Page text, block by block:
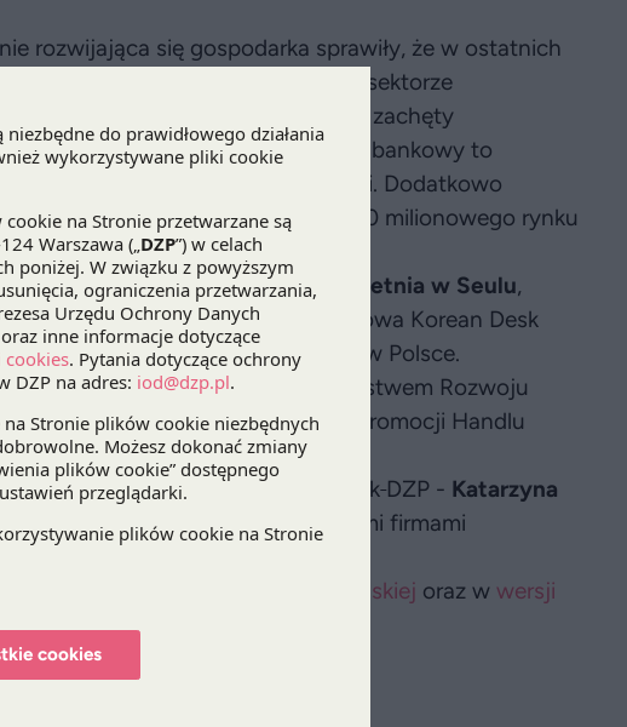
rozwijająca się gospodarka sprawiły, że w ostatnich
firm koreańskich, szczególnie w sektorze
czy obronnym. Atrakcyjne zachęty
pracowników czy stabilny sektor bankowy to
na celowniku inwestorów z Korei. Dodatkowo
dostęp nie tylko do ponad 500 milionowego rynku
Środkowo-Wschodniej.
które odbędzie się25 kwietnia w Seulu,
i Energetyki DZP oraz szefowa Korean Desk
nich zachętach inwestycyjnych w Polsce.
i Handlu wraz z Ministerstwem Rozwoju
oraz Koreańską Agencją Promocji Handlu
których członkowie Korean Desk DZP - Katarzyna
porozmawiają z koreańskimi firmami
wersji angielskiej oraz w wersji
cookies